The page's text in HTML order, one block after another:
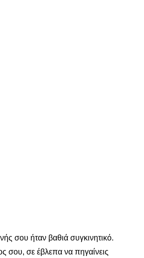
σου ήταν βαθιά συγκινητικό.
σου, σε έβλεπα να πηγαίνεις